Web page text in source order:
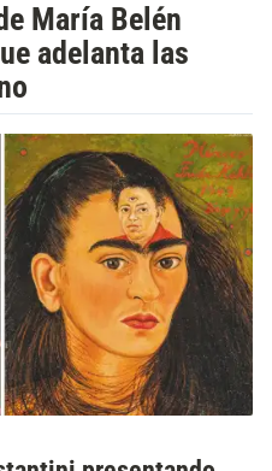
María Belén
adelanta las